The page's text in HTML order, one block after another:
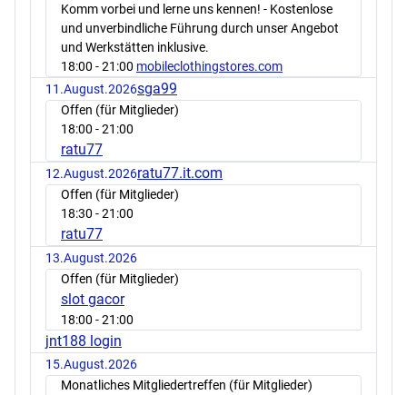
Komm vorbei und lerne uns kennen! - Kostenlose
und unverbindliche Führung durch unser Angebot
und Werkstätten inklusive.
18:00 - 21:00 mobileclothingstores.com
11.August.2026sga99
Offen (für Mitglieder)
18:00 - 21:00
ratu77
12.August.2026ratu77.it.com
Offen (für Mitglieder)
18:30 - 21:00
ratu77
13.August.2026
Offen (für Mitglieder)
slot gacor
18:00 - 21:00
jnt188 login
15.August.2026
Monatliches Mitgliedertreffen (für Mitglieder)